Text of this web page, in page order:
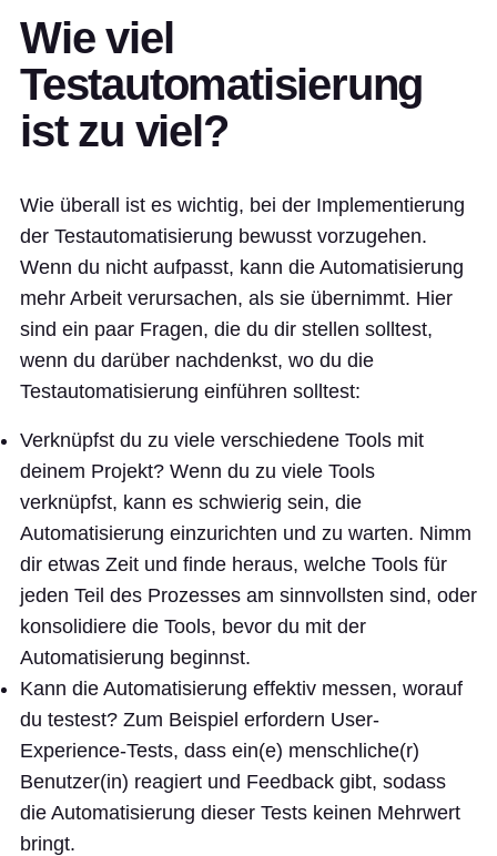
Wie viel
Testautomatisierung
ist zu viel?
Wie überall ist es wichtig, bei der Implementierung
der Testautomatisierung bewusst vorzugehen.
Wenn du nicht aufpasst, kann die Automatisierung
mehr Arbeit verursachen, als sie übernimmt. Hier
sind ein paar Fragen, die du dir stellen solltest,
wenn du darüber nachdenkst, wo du die
Testautomatisierung einführen solltest:
Verknüpfst du zu viele verschiedene Tools mit
deinem Projekt? Wenn du zu viele Tools
verknüpfst, kann es schwierig sein, die
Automatisierung einzurichten und zu warten. Nimm
dir etwas Zeit und finde heraus, welche Tools für
jeden Teil des Prozesses am sinnvollsten sind, oder
konsolidiere die Tools, bevor du mit der
Automatisierung beginnst.
Kann die Automatisierung effektiv messen, worauf
du testest? Zum Beispiel erfordern User-
Experience-Tests, dass ein(e) menschliche(r)
Benutzer(in) reagiert und Feedback gibt, sodass
die Automatisierung dieser Tests keinen Mehrwert
bringt.